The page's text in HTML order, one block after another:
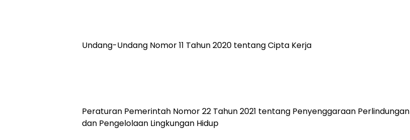
Undang-Undang Nomor 11 Tahun 2020 tentang Cipta Kerja
Peraturan Pemerintah Nomor 22 Tahun 2021 tentang Penyenggaraan Perlindungan
dan Pengelolaan Lingkungan Hidup